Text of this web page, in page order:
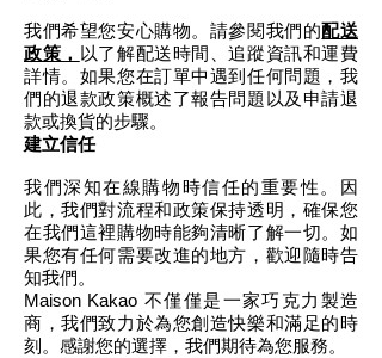
我們希望您安心購物。請參閱我們的配送
政策， 以了解配送時間、追蹤資訊和運費
詳情。如果您在訂單中遇到任何問題，我
們的退款政策概述了報告問題以及申請退
款或換貨的步驟。
建立信任
我們深知在線購物時信任的重要性。因
此，我們對流程和政策保持透明，確保您
在我們這裡購物時能夠清晰了解一切。如
果您有任何需要改進的地方，歡迎隨時告
知我們。
Maison Kakao 不僅僅是一家巧克力製造
商，我們致力於為您創造快樂和滿足的時
刻。感謝您的選擇，我們期待為您服務。